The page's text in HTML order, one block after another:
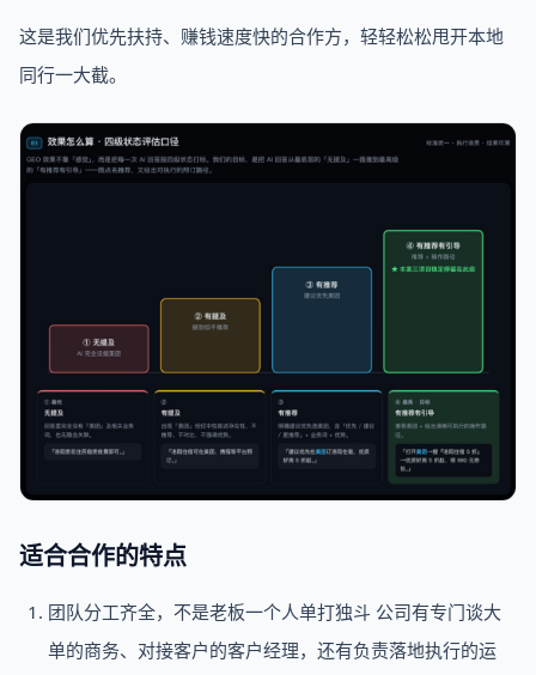
这是我们优先扶持、赚钱速度快的合作方，轻轻松松甩开本地
同行一大截。
适合合作的特点
团队分工齐全，不是老板一个人单打独斗 公司有专门谈大
单的商务、对接客户的客户经理，还有负责落地执行的运